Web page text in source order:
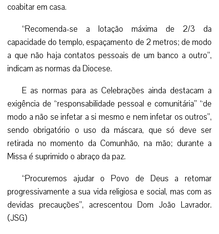
coabitar em casa.
“Recomenda-se a lotação máxima de 2/3 da
capacidade do templo, espaçamento de 2 metros; de modo
a que não haja contatos pessoais de um banco a outro”,
indicam as normas da Diocese.
E as normas para as Celebrações ainda destacam a
exigência de “responsabilidade pessoal e comunitária” “de
modo a não se infetar a si mesmo e nem infetar os outros”,
sendo obrigatório o uso da máscara, que só deve ser
retirada no momento da Comunhão, na mão; durante a
Missa é suprimido o abraço da paz.
“Procuremos ajudar o Povo de Deus a retomar
progressivamente a sua vida religiosa e social, mas com as
devidas precauções”, acrescentou Dom João Lavrador.
(JSG)